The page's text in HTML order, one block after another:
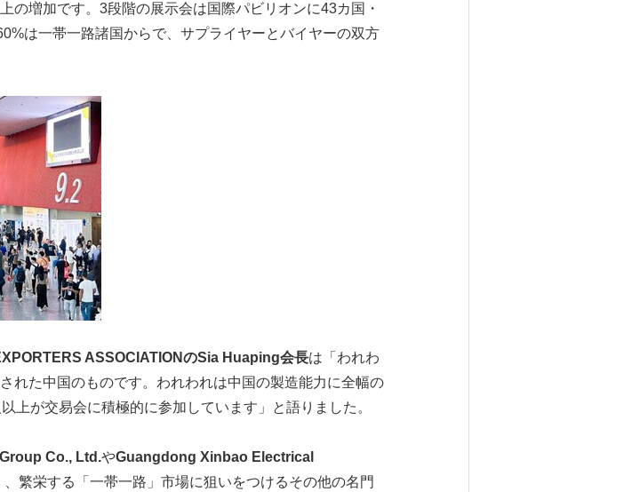
の増加です。3段階の展示会は国際パビリオンに43カ国・
は一帯一路諸国からで、サプライヤーとバイヤーの双方
ASSOCIATIONのSia Huaping会長は「われわ
れた中国のものです。われわれは中国の製造能力に全幅の
上が交易会に積極的に参加しています」と語りました。
Co., Ltd.やGuangdong Xinbao Electrical
繁栄する「一帯一路」市場に狙いをつけるその他の名門